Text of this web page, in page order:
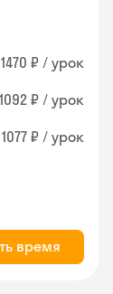
₽ / урок
₽ / урок
₽ / урок
время